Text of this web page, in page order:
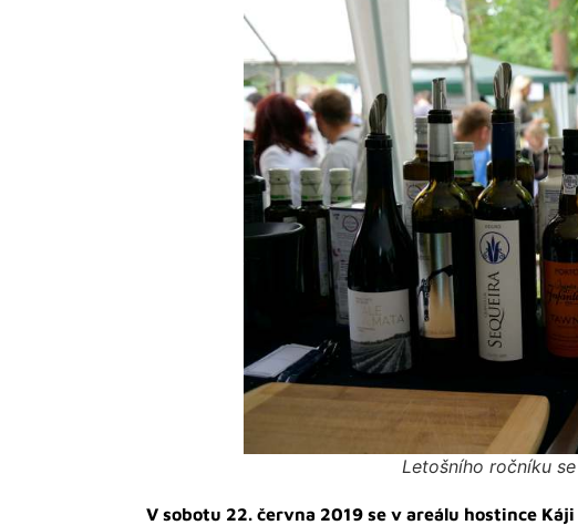
Letošního ročníku
V sobotu 22. června 2019 se v areálu hostince